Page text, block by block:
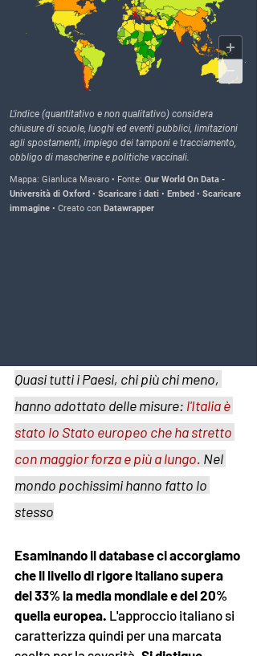
Quasi tutti i Paesi, chi più chi meno,
hanno adottato delle misure: l'Italia è
stato lo Stato europeo che ha stretto
con maggior forza e più a lungo. Nel
mondo pochissimi hanno fatto lo
stesso
Esaminando il database ci accorgiamo
che Il livello di rigore italiano supera
del 33% la media mondiale e del 20%
quella europea. L'approccio italiano si
caratterizza quindi per una marcata